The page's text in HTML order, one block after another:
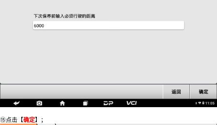
⑮点击【确定】；